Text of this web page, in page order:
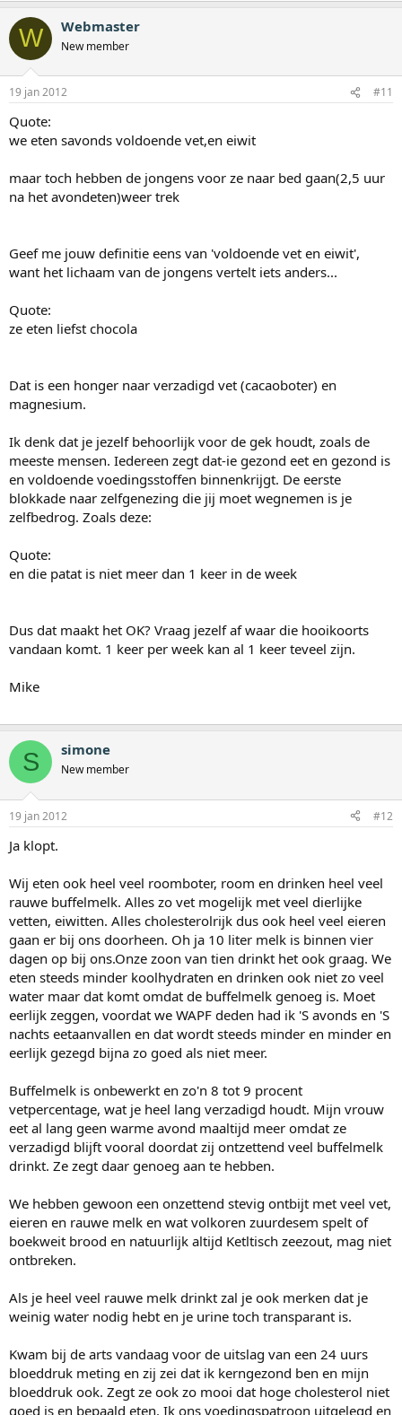
W Webmaster
New member
19 jan 2012 #11
Quote:
we eten savonds voldoende vet,en eiwit
maar toch hebben de jongens voor ze naar bed gaan(2,5 uur
na het avondeten)weer trek
Geef me jouw definitie eens van 'voldoende vet en eiwit',
want het lichaam van de jongens vertelt iets anders...
Quote:
ze eten liefst chocola
Dat is een honger naar verzadigd vet (cacaoboter) en
magnesium.
Ik denk dat je jezelf behoorlijk voor de gek houdt, zoals de
meeste mensen. Iedereen zegt dat-ie gezond eet en gezond is
en voldoende voedingsstoffen binnenkrijgt. De eerste
blokkade naar zelfgenezing die jij moet wegnemen is je
zelfbedrog. Zoals deze:
Quote:
en die patat is niet meer dan 1 keer in de week
Dus dat maakt het OK? Vraag jezelf af waar die hooikoorts
vandaan komt. 1 keer per week kan al 1 keer teveel zijn.
Mike
S simone
New member
19 jan 2012 #12
Ja klopt.
Wij eten ook heel veel roomboter, room en drinken heel veel
rauwe buffelmelk. Alles zo vet mogelijk met veel dierlijke
vetten, eiwitten. Alles cholesterolrijk dus ook heel veel eieren
gaan er bij ons doorheen. Oh ja 10 liter melk is binnen vier
dagen op bij ons.Onze zoon van tien drinkt het ook graag. We
eten steeds minder koolhydraten en drinken ook niet zo veel
water maar dat komt omdat de buffelmelk genoeg is. Moet
eerlijk zeggen, voordat we WAPF deden had ik 'S avonds en 'S
nachts eetaanvallen en dat wordt steeds minder en minder en
eerlijk gezegd bijna zo goed als niet meer.
Buffelmelk is onbewerkt en zo'n 8 tot 9 procent
vetpercentage, wat je heel lang verzadigd houdt. Mijn vrouw
eet al lang geen warme avond maaltijd meer omdat ze
verzadigd blijft vooral doordat zij ontzettend veel buffelmelk
drinkt. Ze zegt daar genoeg aan te hebben.
We hebben gewoon een onzettend stevig ontbijt met veel vet,
eieren en rauwe melk en wat volkoren zuurdesem spelt of
boekweit brood en natuurlijk altijd Ketltisch zeezout, mag niet
ontbreken.
Als je heel veel rauwe melk drinkt zal je ook merken dat je
weinig water nodig hebt en je urine toch transparant is.
Kwam bij de arts vandaag voor de uitslag van een 24 uurs
bloeddruk meting en zij zei dat ik kerngezond ben en mijn
bloeddruk ook. Zegt ze ook zo mooi dat hoge cholesterol niet
goed is en bepaald eten. Ik ons voedingspatroon uitgelegd en